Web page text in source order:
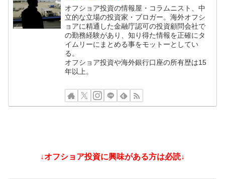
オフショア投資の情報屋・コラムニスト、中
立的な立場の投資家・ブロガー。海外オフシ
ョアに精通した金融庁認可の投資顧問会社で
の勤務経験があり、知り得た情報を正確にタ
イムリーにまとめる事をモットーとしてい
る。
オフショア投資や海外銀行口座の所有歴は15
年以上。
↓オフショア投資に興味がある方は必読↓